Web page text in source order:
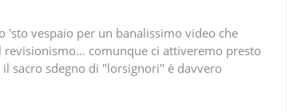
'sto vespaio per un banalissimo video che
revisionismo… comunque ci attiveremo presto
sacro sdegno di "lorsignori" è davvero